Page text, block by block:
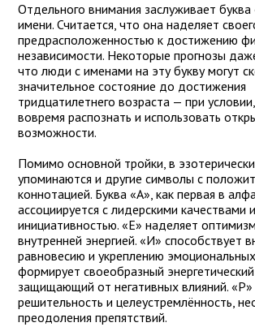
Отдельного внимания заслуживает
имени. Считается, что она наделяет
предрасположенностью к достижению
независимости. Некоторые прогнозы
что люди с именами на эту букву могут
значительное состояние до достижения
тридцатилетнего возраста — при
вовремя распознать и использовать
возможности.
Помимо основной тройки, в
упоминаются и другие символы с
коннотацией. Буква «А», как первая в
ассоциируется с лидерскими качествами и
инициативностью. «Е» наделяет
внутренней энергией. «И» способствует
равновесию и укреплению
формирует своеобразный
защищающий от негативных влияний.
решительность и целеустремлённость,
преодоления препятствий.